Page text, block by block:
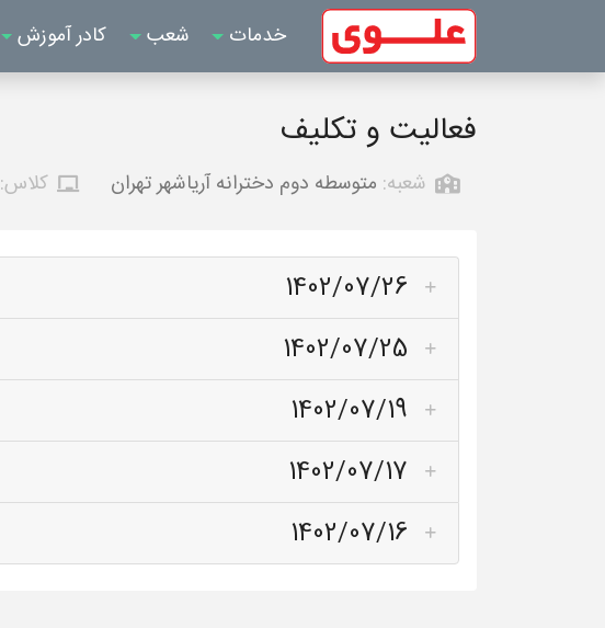
خدمات شعب کادر آموزش
فعالیت و تکلیف
شعبه: متوسطه دوم دخترانه آریاشهر تهران کلاس:
1402/07/26
1402/07/25
1402/07/19
1402/07/17
1402/07/16